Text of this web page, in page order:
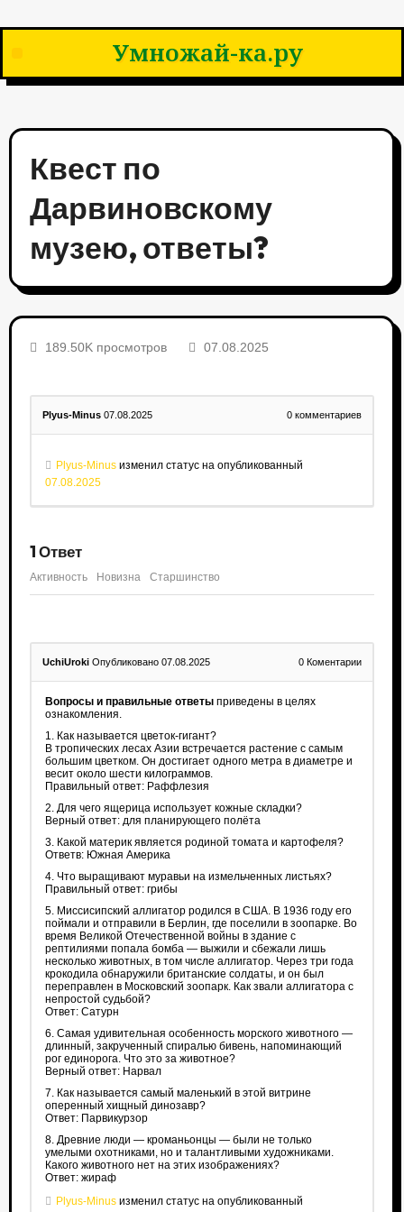
Умножай-ка.ру
Квест по
Дарвиновскому
музею, ответы?
189.50K просмотров 07.08.2025
Plyus-Minus 07.08.2025 0 комментариев
Plyus-Minusизменил статус на опубликованный
07.08.2025
1Ответ
Активность Новизна Старшинство
UchiUroki Опубликовано 07.08.2025 0 Коментарии
Вопросы и правильные ответыприведены в целях
ознакомления.
1. Как называется цветок-гигант?
В тропических лесах Азии встречается растение с самым
большим цветком. Он достигает одного метра в диаметре и
весит около шести килограммов.
Правильный ответ: Раффлезия
2. Для чего ящерица использует кожные складки?
Верный ответ: для планирующего полёта
3. Какой материк является родиной томата и картофеля?
Ответв: Южная Америка
4. Что выращивают муравьи на измельченных листьях?
Правильный ответ: грибы
5. Миссисипский аллигатор родился в США. В 1936 году его
поймали и отправили в Берлин, где поселили в зоопарке. Во
время Великой Отечественной войны в здание с
рептилиями попала бомба — выжили и сбежали лишь
несколько животных, в том числе аллигатор. Через три года
крокодила обнаружили британские солдаты, и он был
переправлен в Московский зоопарк. Как звали аллигатора с
непростой судьбой?
Ответ: Сатурн
6. Самая удивительная особенность морского животного —
длинный, закрученный спиралью бивень, напоминающий
рог единорога. Что это за животное?
Верный ответ: Нарвал
7. Как называется самый маленький в этой витрине
оперенный хищный динозавр?
Ответ: Парвикурзор
8. Древние люди — кроманьонцы — были не только
умелыми охотниками, но и талантливыми художниками.
Какого животного нет на этих изображениях?
Ответ: жираф
Plyus-Minusизменил статус на опубликованный